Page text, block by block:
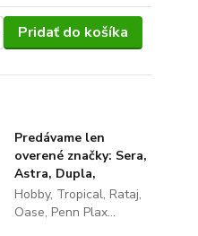
Pridať do košíka
Predávame len
overené značky: Sera,
Astra, Dupla,
Hobby, Tropical, Rataj,
Oase, Penn Plax...